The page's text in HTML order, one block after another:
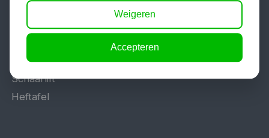
Tig lasapparaat
Aggregaat
Motorlift
Schaarlift
Heftafel
Weigeren
Accepteren